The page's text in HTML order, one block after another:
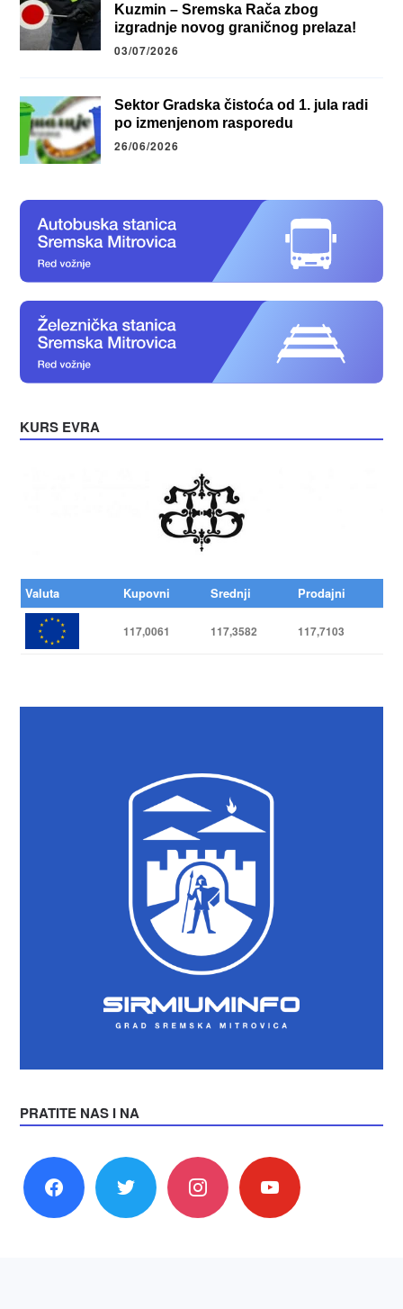
Kuzmin – Sremska Rača zbog
izgradnje novog graničnog prelaza!
03/07/2026
Sektor Gradska čistoća od 1. jula radi
po izmenjenom rasporedu
26/06/2026
KURS EVRA
Valuta Kupovni Srednji Prodajni
117,0061 117,3582 117,7103
PRATITE NAS I NA
facebook twitter instagram youtube